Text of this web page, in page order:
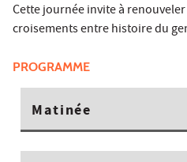
Cette journée invite à renouveler
croisements entre histoire du
PROGRAMME
Matinée